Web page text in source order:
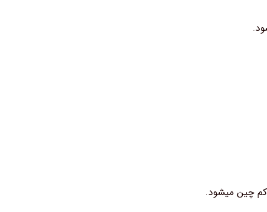
کم چین میشود.